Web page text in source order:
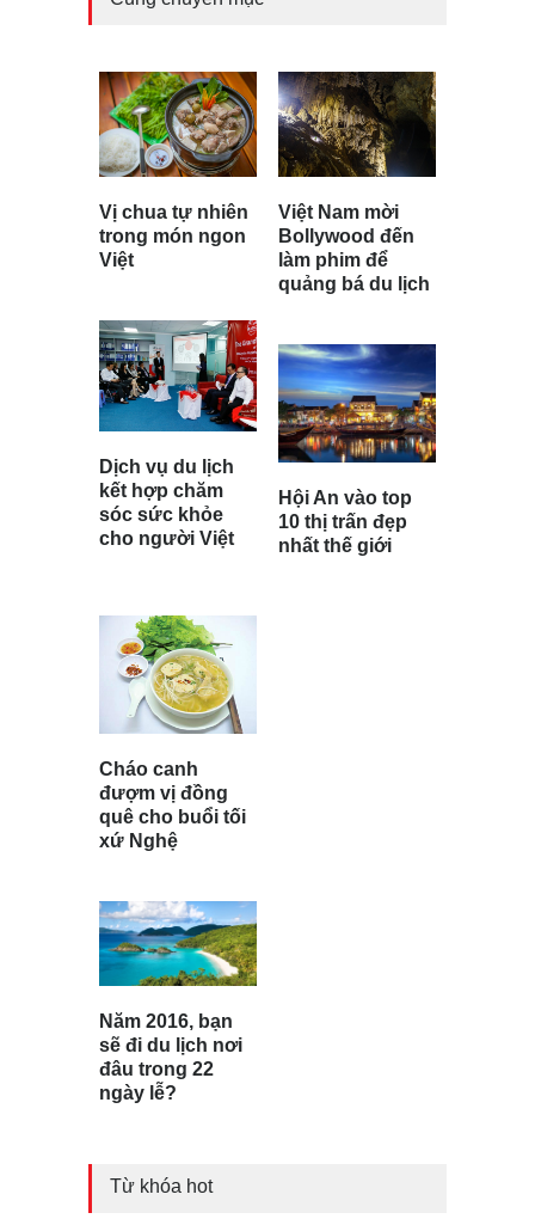
Vị chua tự nhiên
trong món ngon
Việt
Dịch vụ du lịch
kết hợp chăm
sóc sức khỏe
cho người Việt
Việt Nam mời
Bollywood đến
làm phim để
quảng bá du lịch
Hội An vào top
10 thị trấn đẹp
nhất thế giới
Cháo canh
đượm vị đồng
quê cho buổi tối
xứ Nghệ
Năm 2016, bạn
sẽ đi du lịch nơi
đâu trong 22
ngày lễ?
Từ khóa hot